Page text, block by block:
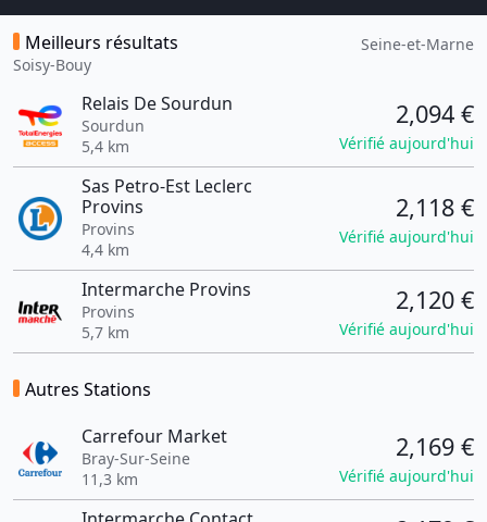
Meilleurs résultats
Soisy-Bouy
Seine-et-Marne
Relais De Sourdun
Sourdun
5,4 km
2,094 €
Vérifié aujourd'hui
Sas Petro-Est Leclerc
Provins
Provins
4,4 km
2,118 €
Vérifié aujourd'hui
Intermarche Provins
Provins
5,7 km
2,120 €
Vérifié aujourd'hui
Autres Stations
Carrefour Market
Bray-Sur-Seine
11,3 km
2,169 €
Vérifié aujourd'hui